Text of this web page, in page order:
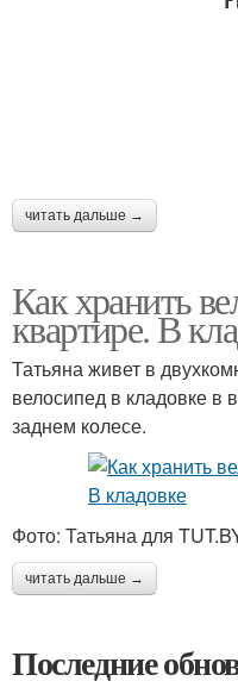
читать дальше →
Как хранить
квартире. В
Татьяна живет в
велосипед в кладовке в
заднем колесе.
Фото: Татьяна для
читать дальше →
Последние